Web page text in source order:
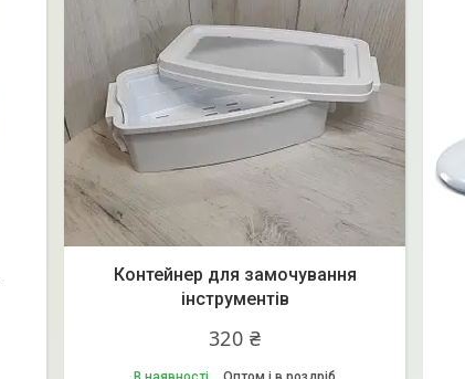
Контейнер для замочування
інструментів
320 ₴